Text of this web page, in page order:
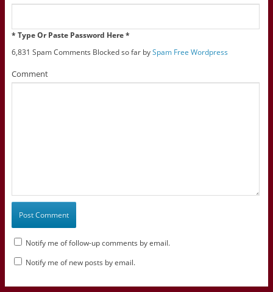
* Type Or Paste Password Here *
6,831 Spam Comments Blocked so far bySpam Free Wordpress
Comment
Notify me of follow-up comments by email.
Notify me of new posts by email.